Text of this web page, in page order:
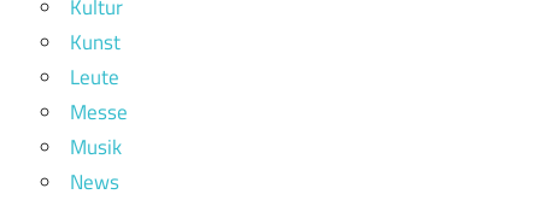
Kultur
Kunst
Leute
Messe
Musik
News